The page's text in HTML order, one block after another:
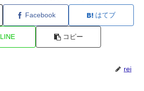
Facebook はてブ
LINE コピー
rei